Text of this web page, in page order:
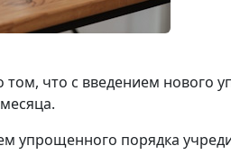
что с введением нового
упрощенного порядка